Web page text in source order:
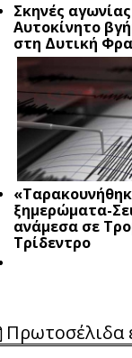
Σκηνές
Αυτοκίνητο
στη Δυτική
ξημερώματα-
ανάμεσα σε
Τρίδεντρο
Πρωτοσέλιδα